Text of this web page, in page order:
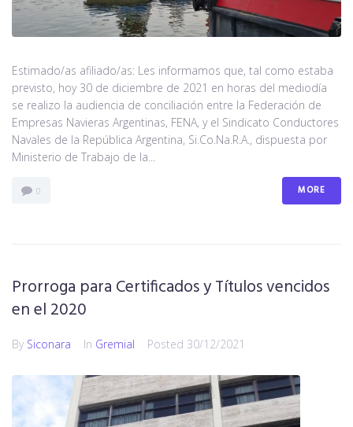
Estimado/as afiliado/as: Les informamos que, tal como estaba
previsto, hoy 30 de diciembre de 2021 en horas del mediodía
se realizo la audiencia de conciliación entre la Federación de
Empresas Navieras Argentinas, FENA, y el Sindicato Conductores
Navales de la República Argentina, Si.Co.Na.R.A., dispuesta por
Ministerio de Trabajo de la...
0 MORE
Prorroga para Certificados y Títulos vencidos
en el 2020
By Siconara In Gremial Posted 30/12/2021